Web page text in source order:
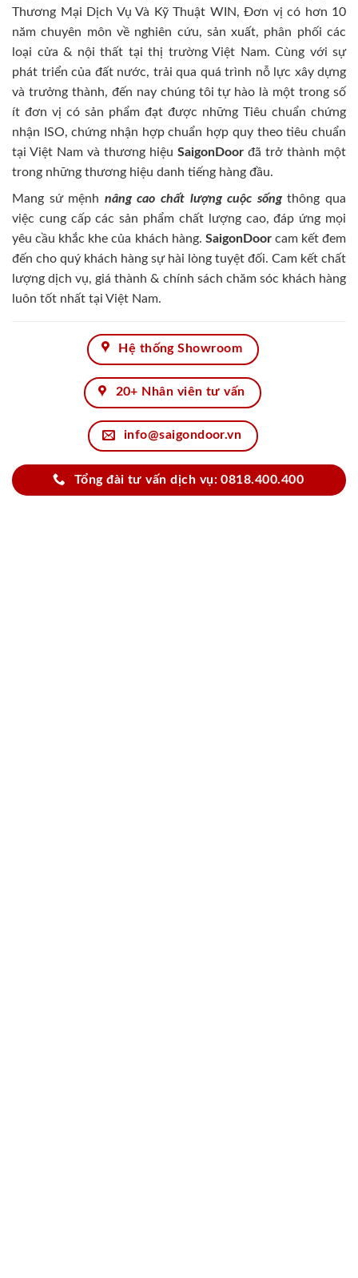
Thương Mại Dịch Vụ Và Kỹ Thuật WIN, Đơn vị có hơn 10
năm chuyên môn về nghiên cứu, sản xuất, phân phối các
loại cửa & nội thất tại thị trường Việt Nam. Cùng với sự
phát triển của đất nước, trải qua quá trình nỗ lực xây dựng
và trưởng thành, đến nay chúng tôi tự hào là một trong số
ít đơn vị có sản phẩm đạt được những Tiêu chuẩn chứng
nhận ISO, chứng nhận hợp chuẩn hợp quy theo tiêu chuẩn
tại Việt Nam và thương hiệu SaigonDoor đã trở thành một
trong những thương hiệu danh tiếng hàng đầu.
Mang sứ mệnh nâng cao chất lượng cuộc sốngthông qua
việc cung cấp các sản phẩm chất lượng cao, đáp ứng mọi
yêu cầu khắc khe của khách hàng. SaigonDoorcam kết đem
đến cho quý khách hàng sự hài lòng tuyệt đối. Cam kết chất
lượng dịch vụ, giá thành & chính sách chăm sóc khách hàng
luôn tốt nhất tại Việt Nam.
Hệ thống Showroom
20+ Nhân viên tư vấn
info@saigondoor.vn
Tổng đài tư vấn dịch vụ: 0818.400.400